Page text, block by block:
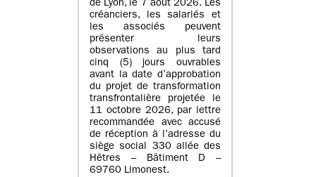
de Lyon, le 7 août 2026. Les
créanciers, les salariés et
les associés peuvent
présenter leurs
observations au plus tard
cinq (5) jours ouvrables
avant la date d’approbation
du projet de transformation
transfrontalière projetée le
11 octobre 2026, par lettre
recommandée avec accusé
de réception à l’adresse du
siège social 330 allée des
Hêtres – Bâtiment D –
69760 Limonest.